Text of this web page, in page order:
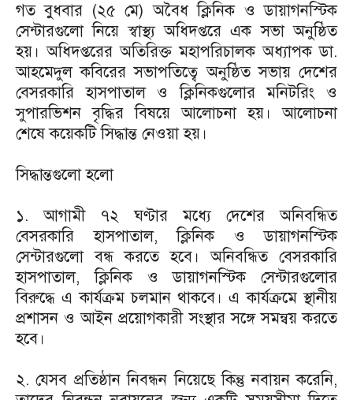
গত বুধবার (২৫ মে) অবৈধ ক্লিনিক ও ডায়াগনস্টিক
সেন্টারগুলো নিয়ে স্বাস্থ্য অধিদপ্তরে এক সভা অনুষ্ঠিত
হয়। অধিদপ্তরের অতিরিক্ত মহাপরিচালক অধ্যাপক ডা.
আহমেদুল কবিরের সভাপতিত্বে অনুষ্ঠিত সভায় দেশের
বেসরকারি হাসপাতাল ও ক্লিনিকগুলোর মনিটরিং ও
সুপারভিশন বৃদ্ধির বিষয়ে আলোচনা হয়। আলোচনা
শেষে কয়েকটি সিদ্ধান্ত নেওয়া হয়।
সিদ্ধান্তগুলো হলো
১. আগামী ৭২ ঘণ্টার মধ্যে দেশের অনিবন্ধিত
বেসরকারি হাসপাতাল, ক্লিনিক ও ডায়াগনস্টিক
সেন্টারগুলো বন্ধ করতে হবে। অনিবন্ধিত বেসরকারি
হাসপাতাল, ক্লিনিক ও ডায়াগনস্টিক সেন্টারগুলোর
বিরুদ্ধে এ কার্যক্রম চলমান থাকবে। এ কার্যক্রমে স্থানীয়
প্রশাসন ও আইন প্রয়োগকারী সংস্থার সঙ্গে সমন্বয় করতে
হবে।
২. যেসব প্রতিষ্ঠান নিবন্ধন নিয়েছে কিন্তু নবায়ন করেনি,